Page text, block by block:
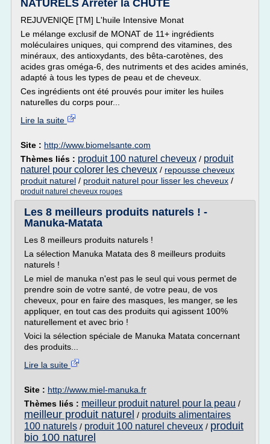
NATURELS Arrêter la CHUTE
REJUVENIQE [TM] L'huile Intensive Monat
Le mélange exclusif de MONAT de 11+ ingrédients
moléculaires uniques, qui comprend des vitamines, des
minéraux, des antioxydants, des bêta-carotènes, des
acides gras oméga-6, des nutriments et des acides aminés,
adapté à tous les types de peau et de cheveux.
Ces ingrédients ont été prouvés pour imiter les huiles
naturelles du corps pour...
Lire la suite
Site : http://www.biomelsante.com
Thèmes liés : produit 100 naturel cheveux / produit
naturel pour colorer les cheveux / repousse cheveux
produit naturel / produit naturel pour lisser les cheveux /
produit naturel cheveux rouges
Les 8 meilleurs produits naturels ! -
Manuka-Matata
Les 8 meilleurs produits naturels !
La sélection Manuka Matata des 8 meilleurs produits
naturels !
Le miel de manuka n'est pas le seul qui vous permet de
prendre soin de votre santé, de votre peau, de vos
cheveux, pour en faire des masques, les manger, se les
appliquer, en tout cas des produits qui agissent 100%
naturellement et avec brio !
Voici la sélection spéciale de Manuka Matata concernant
des produits...
Lire la suite
Site : http://www.miel-manuka.fr
Thèmes liés : meilleur produit naturel pour la peau /
meilleur produit naturel / produits alimentaires
100 naturels / produit 100 naturel cheveux / produit
bio 100 naturel